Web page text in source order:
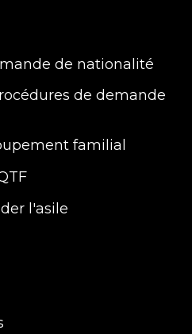
de nationalité
de demande
familial
l'asile